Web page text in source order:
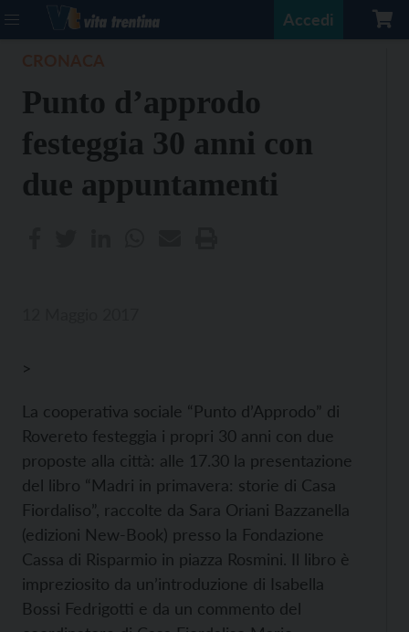
Accedi
Punto d’approdo
festeggia 30 anni con
due appuntamenti
>
La cooperativa sociale “Punto d’Approdo” di
Rovereto festeggia i propri 30 anni con due
proposte alla città: alle 17.30 la presentazione
del libro “Madri in primavera: storie di Casa
Fiordaliso”, raccolte da Sara Oriani Bazzanella
(edizioni New-Book) presso la Fondazione
Cassa di Risparmio in piazza Rosmini. Il libro è
impreziosito da un’introduzione di Isabella
Bossi Fedrigotti e da un commento del